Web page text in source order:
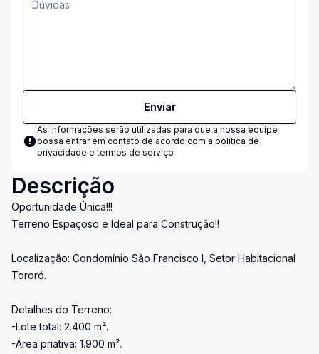
Enviar
As informações serão utilizadas para que a nossa equipe
possa entrar em contato de acordo com a política de
privacidade e termos de serviço
Descrição
Oportunidade Única!!!
Terreno Espaçoso e Ideal para Construção!!
Localização: Condomínio São Francisco I, Setor Habitacional
Tororó.
Detalhes do Terreno:
-Lote total: 2.400 m².
-Área priativa: 1.900 m².